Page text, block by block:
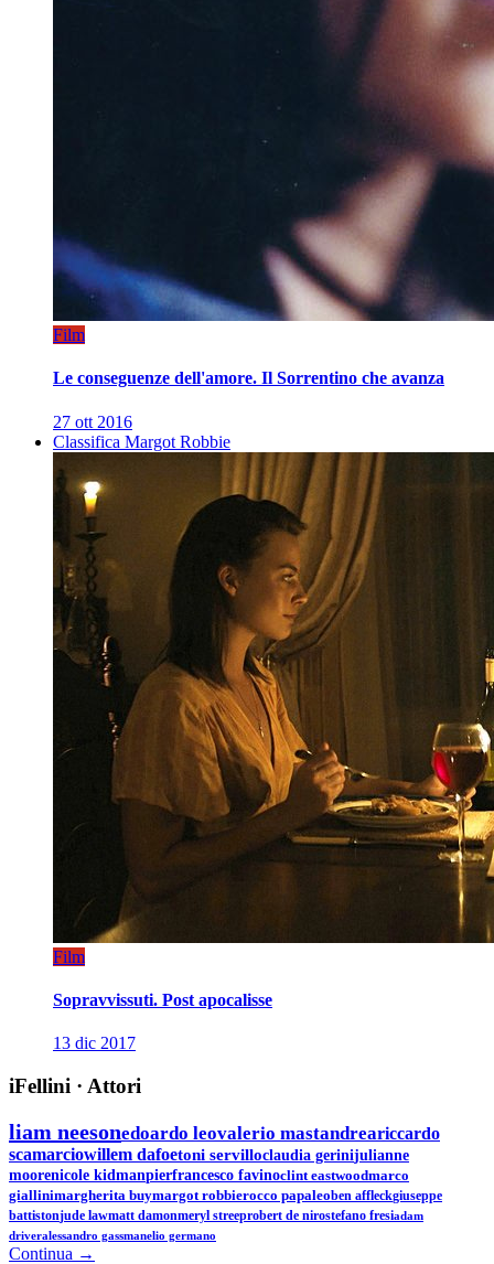
Film
Le conseguenze dell'amore. Il Sorrentino che avanza
27 ott 2016
Classifica Margot Robbie
Film
Sopravvissuti. Post apocalisse
13 dic 2017
iFellini · Attori
liam neesonedoardo leovalerio mastandreariccardo
scamarciowillem dafoetoni servilloclaudia gerinijulianne
moorenicole kidmanpierfrancesco favinoclint eastwoodmarco
giallinimargherita buymargot robbierocco papaleoben affleckgiuseppe
battistonjude lawmatt damonmeryl streeprobert de nirostefano fresiadam
driveralessandro gassmanelio germano
Continua →